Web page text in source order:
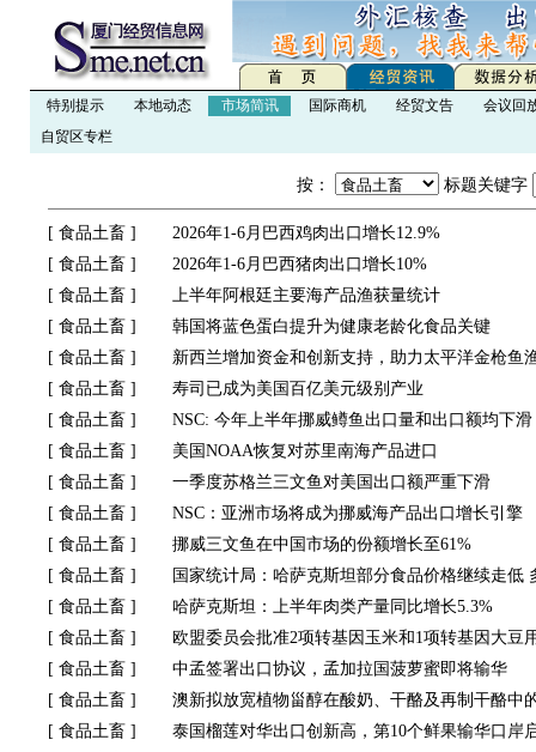
特别提示 本地动态 市场简讯 国际商机 经贸文告
会议回
自贸区专栏
按： 标题关键字
[ 食品土畜 ]
2026年1-6月巴西鸡肉出口增长12.9%
[ 食品土畜 ]
2026年1-6月巴西猪肉出口增长10%
[ 食品土畜 ]
上半年阿根廷主要海产品渔获量统计
[ 食品土畜 ]
韩国将蓝色蛋白提升为健康老龄化食品关键
[ 食品土畜 ]
新西兰增加资金和创新支持，助力太平洋金枪鱼
[ 食品土畜 ]
寿司已成为美国百亿美元级别产业
[ 食品土畜 ]
NSC: 今年上半年挪威鳟鱼出口量和出口额均下滑
[ 食品土畜 ]
美国NOAA恢复对苏里南海产品进口
[ 食品土畜 ]
一季度苏格兰三文鱼对美国出口额严重下滑
[ 食品土畜 ]
NSC：亚洲市场将成为挪威海产品出口增长引擎
[ 食品土畜 ]
挪威三文鱼在中国市场的份额增长至61%
[ 食品土畜 ]
国家统计局：哈萨克斯坦部分食品价格继续走低
[ 食品土畜 ]
哈萨克斯坦：上半年肉类产量同比增长5.3%
[ 食品土畜 ]
欧盟委员会批准2项转基因玉米和1项转基因大豆
[ 食品土畜 ]
中孟签署出口协议，孟加拉国菠萝蜜即将输华
[ 食品土畜 ]
澳新拟放宽植物甾醇在酸奶、干酪及再制干酪中
[ 食品土畜 ]
泰国榴莲对华出口创新高，第10个鲜果输华口岸